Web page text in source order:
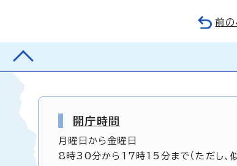
前の
開庁時間
月曜日から金曜日
8時30分から17時15分まで（ただし